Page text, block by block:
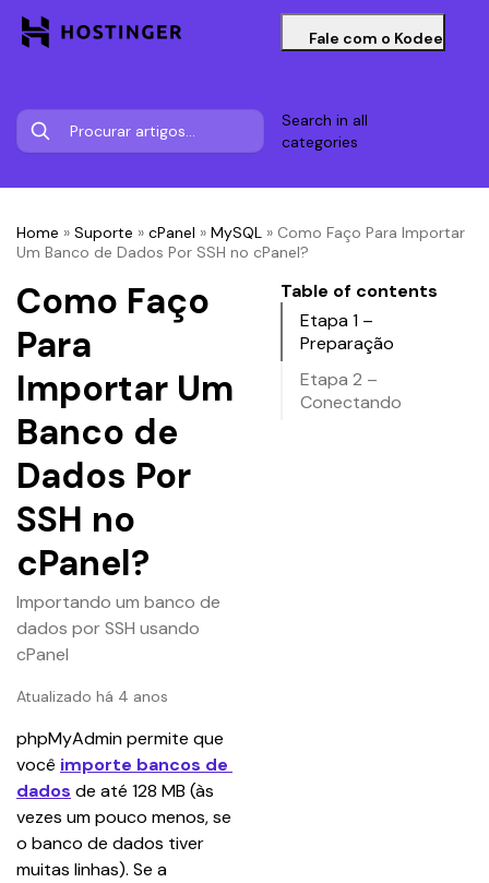
Fale com o Kodee
Search in all
categories
Home » Suporte » cPanel » MySQL » Como Faço Para Importar
Um Banco de Dados Por SSH no cPanel?
Como Faço
Para
Importar Um
Banco de
Dados Por
SSH no
cPanel?
Importando um banco de
dados por SSH usando
cPanel
Atualizado há 4 anos
phpMyAdmin permite que
você importe bancos de
dados de até 128 MB (às
vezes um pouco menos, se
o banco de dados tiver
muitas linhas). Se a
Table of contents
Etapa 1 –
Preparação
Etapa 2 –
Conectando